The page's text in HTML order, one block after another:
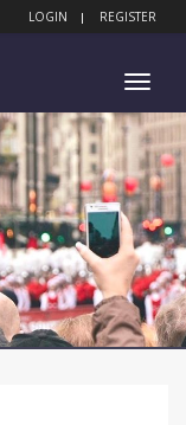
LOGIN REGISTER
Toggle